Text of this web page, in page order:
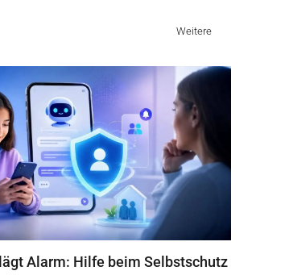
Weitere
Alarm: Hilfe beim Selbstschutz